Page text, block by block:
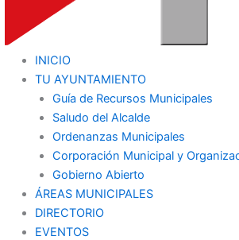
INICIO
TU AYUNTAMIENTO
Guía de Recursos Municipales
Saludo del Alcalde
Ordenanzas Municipales
Corporación Municipal y
Gobierno Abierto
ÁREAS MUNICIPALES
DIRECTORIO
EVENTOS